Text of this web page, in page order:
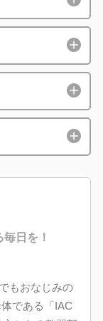
日を！
もおなじみの
である「IAC